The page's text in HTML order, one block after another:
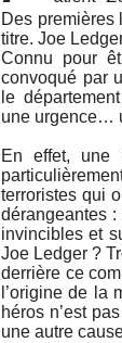
Des premières
titre. Joe
Connu pour
convoqué par
le
une urgence…
En effet, une
terroristes qui
dérangeantes
invincibles et
Joe Ledger ?
derrière ce
l’origine de la
héros n’est
une autre